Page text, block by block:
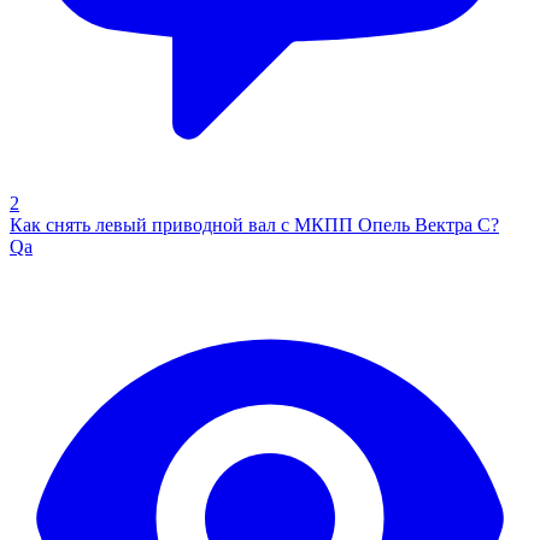
2
Как снять левый приводной вал с МКПП Опель Вектра С?
Qa